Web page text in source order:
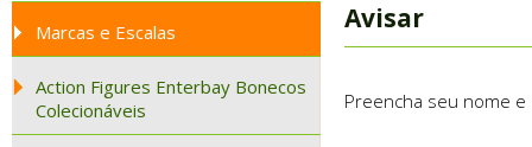
Marcas e Escalas
Action Figures Enterbay Bonecos
Colecionáveis
Avisar
Preencha seu nome